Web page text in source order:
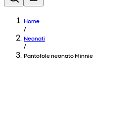
Home
/
Neonati
/
Pantofole neonato Minnie